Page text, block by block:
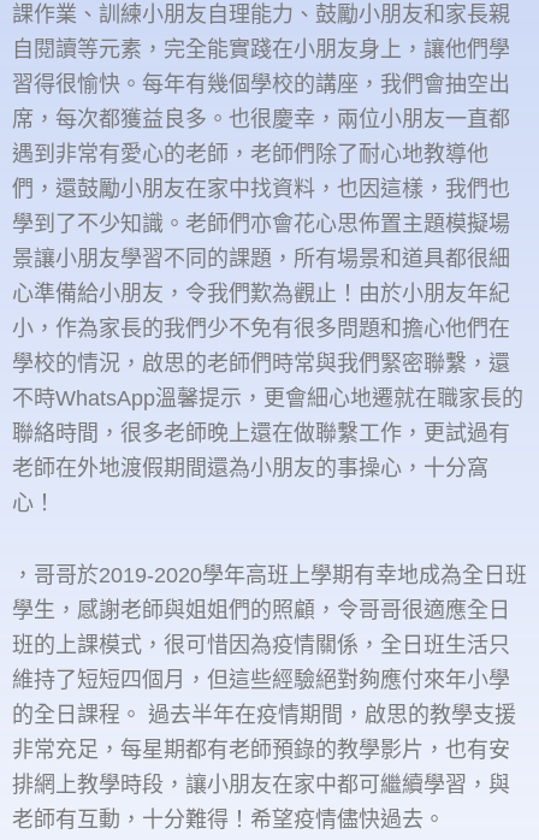
課作業、訓練小朋友自理能力、鼓勵小朋友和家長親
自閱讀等元素，完全能實踐在小朋友身上，讓他們學
習得很愉快。每年有幾個學校的講座，我們會抽空出
席，每次都獲益良多。也很慶幸，兩位小朋友一直都
遇到非常有愛心的老師，老師們除了耐心地教導他
們，還鼓勵小朋友在家中找資料，也因這樣，我們也
學到了不少知識。老師們亦會花心思佈置主題模擬場
景讓小朋友學習不同的課題，所有場景和道具都很細
心準備給小朋友，令我們歎為觀止！由於小朋友年紀
小，作為家長的我們少不免有很多問題和擔心他們在
學校的情況，啟思的老師們時常與我們緊密聯繫，還
不時WhatsApp溫馨提示，更會細心地遷就在職家長的
聯絡時間，很多老師晚上還在做聯繫工作，更試過有
老師在外地渡假期間還為小朋友的事操心，十分窩
心！
，哥哥於2019-2020學年高班上學期有幸地成為全日班
學生，感謝老師與姐姐們的照顧，令哥哥很適應全日
班的上課模式，很可惜因為疫情關係，全日班生活只
維持了短短四個月，但這些經驗絕對夠應付來年小學
的全日課程。 過去半年在疫情期間，啟思的教學支援
非常充足，每星期都有老師預錄的教學影片，也有安
排網上教學時段，讓小朋友在家中都可繼續學習，與
老師有互動，十分難得！希望疫情儘快過去。